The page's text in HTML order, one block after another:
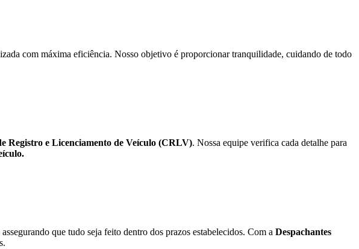
com máxima eficiência. Nosso objetivo é proporcionar tranquilidade, cuidando de todo
Registro e Licenciamento de Veículo (CRLV). Nossa equipe verifica cada detalhe para
que tudo seja feito dentro dos prazos estabelecidos. Com a Despachantes